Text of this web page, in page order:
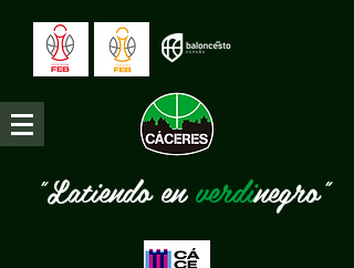
"Latiendo enverdinegro"